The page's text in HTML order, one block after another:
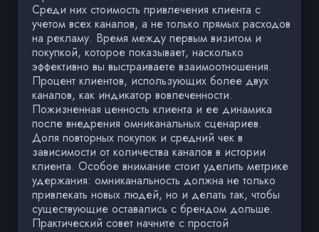
Среди них стоимость привлечения клиента с
учетом всех каналов, а не только прямых расходов
на рекламу. Время между первым визитом и
покупкой, которое показывает, насколько
эффективно вы выстраиваете взаимоотношения.
Процент клиентов, использующих более двух
каналов, как индикатор вовлеченности.
Пожизненная ценность клиента и ее динамика
после внедрения омниканальных сценариев.
Доля повторных покупок и средний чек в
зависимости от количества каналов в истории
клиента. Особое внимание стоит уделить метрике
удержания: омниканальность должна не только
привлекать новых людей, но и делать так, чтобы
существующие оставались с брендом дольше.
Практический совет начните с простой